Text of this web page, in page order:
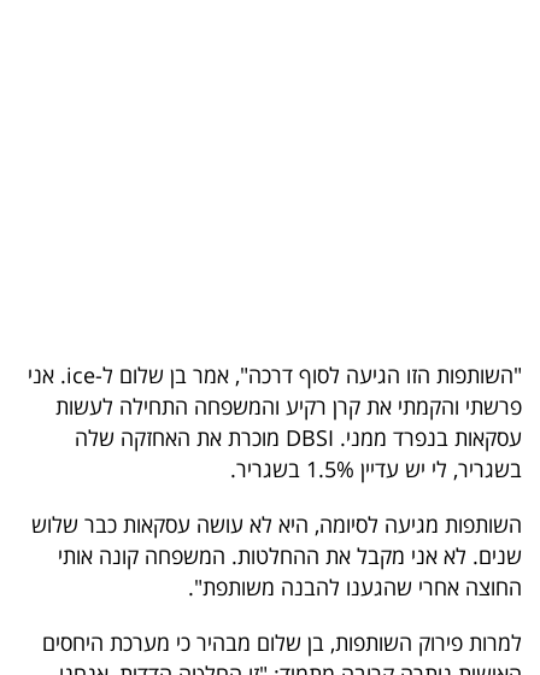
הכלכלי
פודקאסט
40
UNDER
40
שיתופי
"השותפות הזו הגיעה לסוף דרכה", אמר בן שלום ל-ice. אני
פרשתי והקמתי את קרן רקיע והמשפחה התחילה לעשות
עסקאות בנפרד ממני. DBSI מוכרת את האחזקה שלה
בשגריר, לי יש עדיין 1.5% בשגריר.
השותפות מגיעה לסיומה, היא לא עושה עסקאות כבר שלוש
שנים. לא אני מקבל את ההחלטות. המשפחה קונה אותי
החוצה אחרי שהגענו להבנה משותפת".
למרות פירוק השותפות, בן שלום מבהיר כי מערכת היחסים